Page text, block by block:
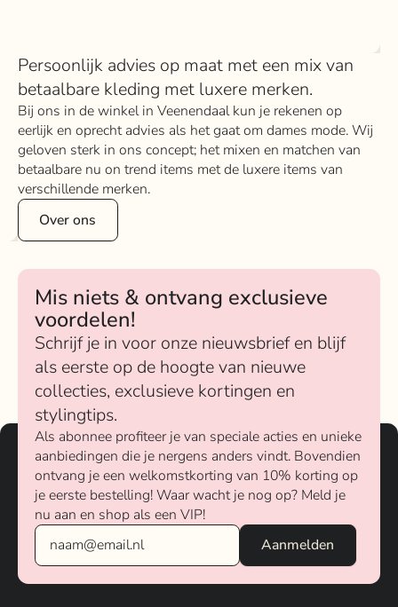
Persoonlijk advies op maat met een mix van
betaalbare kleding met luxere merken.
Bij ons in de winkel in Veenendaal kun je rekenen op
eerlijk en oprecht advies als het gaat om dames mode. Wij
geloven sterk in ons concept; het mixen en matchen van
betaalbare nu on trend items met de luxere items van
verschillende merken.
Over ons
Mis niets & ontvang exclusieve
voordelen!
Schrijf je in voor onze nieuwsbrief en blijf
als eerste op de hoogte van nieuwe
collecties, exclusieve kortingen en
stylingtips.
Als abonnee profiteer je van speciale acties en unieke
aanbiedingen die je nergens anders vindt. Bovendien
ontvang je een welkomstkorting van 10% korting op
je eerste bestelling! Waar wacht je nog op? Meld je
nu aan en shop als een VIP!